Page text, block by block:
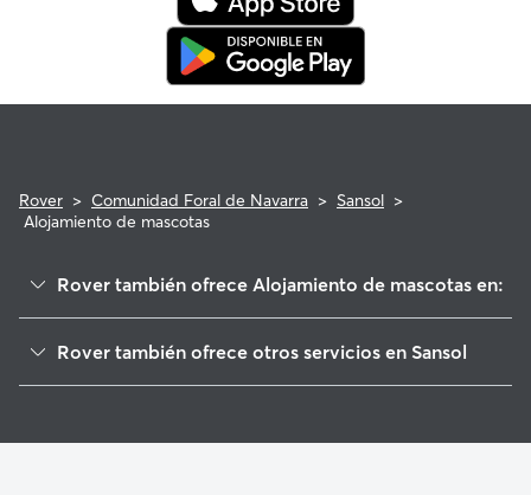
Rover > Comunidad Foral de Navarra > Sansol >
Alojamiento de mascotas
Rover también ofrece Alojamiento de mascotas en:
Aras
Rover también ofrece otros servicios en Sansol